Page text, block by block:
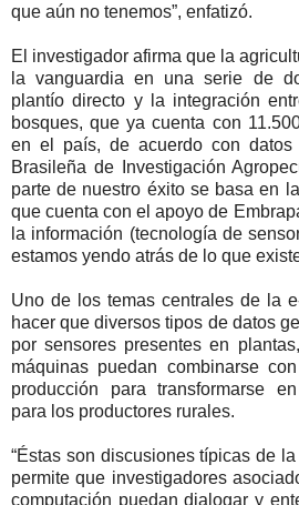
que aún no tenemos”, enfatizó.
El investigador afirma que la
la vanguardia en una serie de
plantío directo y la integración
bosques, que ya cuenta con
en el país, de acuerdo con datos
Brasileña de Investigación
parte de nuestro éxito se basa en
que cuenta con el apoyo de
la información (tecnología de
estamos yendo atrás de lo que
Uno de los temas centrales de la
hacer que diversos tipos de datos
por sensores presentes en
máquinas puedan combinarse
producción para transformarse
para los productores rurales.
“Éstas son discusiones típicas de
permite que investigadores
computación puedan dialogar y